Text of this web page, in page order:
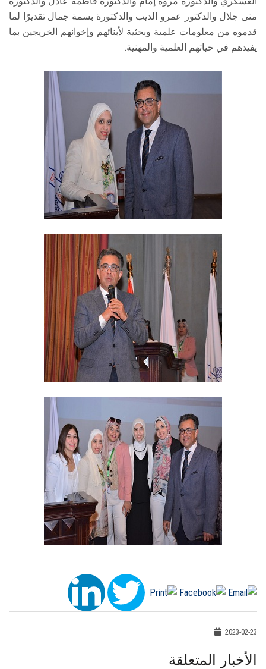
منى جلال والدكتور عمرو الديب والدكتورة بسمة جمال تقديرًا لما
قدموه من معلومات علمية وبحثية لأبنائهم وإخوانهم الخريجين بما
يفيدهم في حياتهم العلمية والمهنية.
2023-02-23
الأخبار المتعلقة